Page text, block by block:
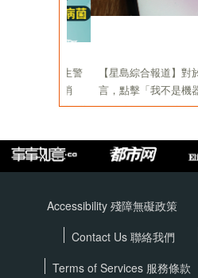
Accessibility 殘障無礙政策
Contact Us 聯絡我們
Terms of Services 服務條款